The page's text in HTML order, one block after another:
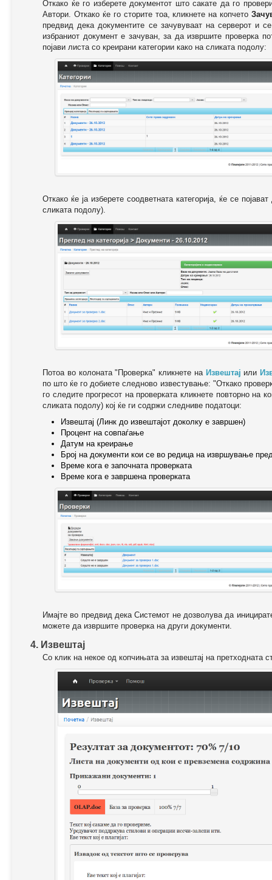
Откако ќе го изберете документот што сакате да го
Автори. Откако ќе го сторите тоа, кликнете на копчето
предвид дека документите се зачувуваат на серверот и
избраниот документ е зачуван, за да извршите проверка
појави листа со креирани категории како на сликата подолу:
Откако ќе ја изберете соодветната категорија, ќе се
сликата подолу).
Потоа во колоната "Проверка" кликнете на Извештај или
по што ќе го добиете следново известување: "Oткако
го следите прогресот на проверката кликнете повторно на
сликата подолу) кој ќе ги содржи следниве податоци:
Извештај (Линк до извештајот доколку е завршен)
Процент на совпаѓање
Датум на креирање
Број на документи кои се во редица на извршување
Време кога е започната проверката
Време кога е завршена проверката
Имајте во предвид дека Системот не дозволува да
можете да извршите проверка на други документи.
4. Извештај
Со клик на некое од копчињата за извештај на претходната